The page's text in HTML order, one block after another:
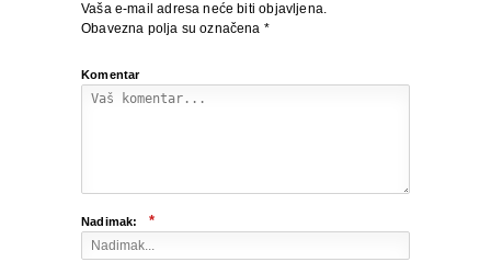
Vaša e-mail adresa neće biti objavljena.
Obavezna polja su označena *
Komentar
Nadimak: *